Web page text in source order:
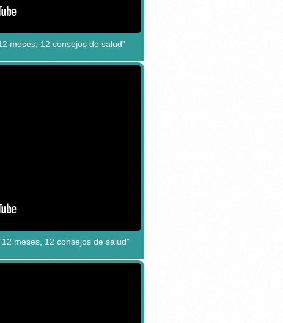
meses, 12 consejos de salud”
meses, 12 consejos de salud”